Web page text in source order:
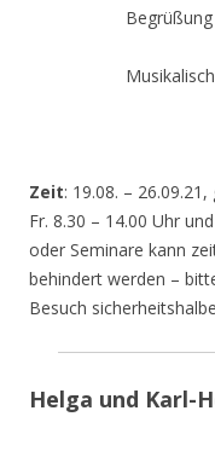
Zeit: 19.08. –
Fr. 8.30 – 14.00 Uhr
oder Seminare kann
behindert werden –
Besuch
Helga und Karl-